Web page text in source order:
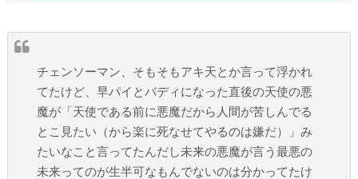
チェンソーマン、そもそもアキ天とか言って浮かれ
てたけど、早パイとバディになった直後の天使の悪
魔が「天使である前に悪魔だから人間が苦しんでる
とこ見たい（から楽に死なせてやるのは嫌だ）」み
たいなこと言ってたんだし未来の悪魔が言う最悪の
未来ってのが生半可なもんでないのは分かってたけ